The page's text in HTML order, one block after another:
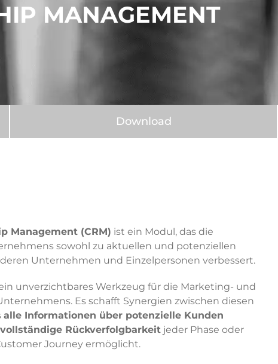
MANAGEMENT
Download
Management (CRM) ist ein Modul, das die
sowohl zu aktuellen und potenziellen
Unternehmen und Einzelpersonen verbessert.
unverzichtbares Werkzeug für die Marketing- und
Es schafft Synergien zwischen diesen
alle Informationen über potenzielle Kunden
vollständige Rückverfolgbarkeitjeder Phase oder
Journey ermöglicht.